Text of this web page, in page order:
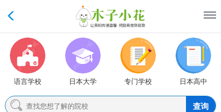
语言学校 日本大学 专门学校 日本高中
查询